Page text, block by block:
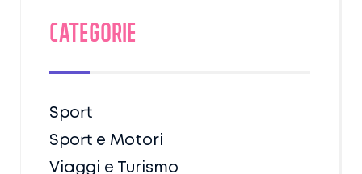
Categorie
Sport
Sport e Motori
Viaggi e Turismo